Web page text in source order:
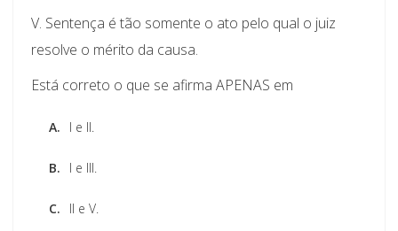
V. Sentença é tão somente o ato pelo qual o juiz
resolve o mérito da causa.
Está correto o que se afirma APENAS em
A. I e II.
B. I e III.
C. II e V.